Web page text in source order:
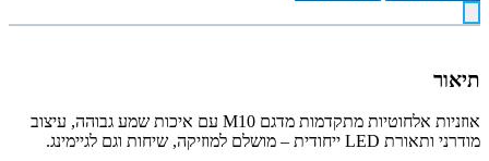
תיאור
אוזניות אלחוטיות מתקדמות מדגם M10 עם איכות שמע גבוהה, עיצוב
מודרני ותאורת LED ייחודית – מושלם למוזיקה, שיחות וגם לגיימינג.